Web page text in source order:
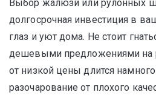
Выбор жалюзи или рулонных
долгосрочная инвестиция в
глаз и уют дома. Не стоит
дешевыми предложениями на
от низкой цены длится
разочарование от плохого